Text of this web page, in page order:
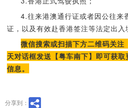
4.往来港澳通行证或者因公往来
证，以及有效赴香港签注等法定出入
微信搜索或扫描下方二维码关注
天对话框发送【粤车南下】即可获
信息。
分享到：